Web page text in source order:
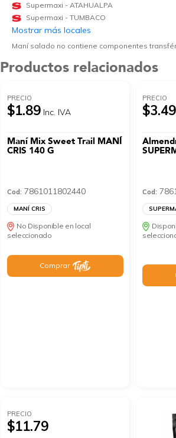
Supermaxi - ATAHUALPA
Supermaxi - TUMBACO
Mostrar más locales
Maní salado no contiene componentes
Productos relacionados
PRECIO
$1.89 Inc. IVA
Maní Mix Sweet Trail MANÍ
CRIS 140 G
Cod: 7861011802440
MANÍ CRIS
No Disponible en local
seleccionado
Comprar
PRECIO
$3.49
Cod:
PRECIO
$11.79